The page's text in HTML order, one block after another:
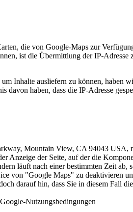
die von Google-Maps zur
ist die Übermittlung der IP-
Inhalte ausliefern zu können, haben
haben, dass die IP-Adresse
Mountain View, CA 94043 USA,
der Seite, auf der die
läuft nach einer bestimmten Zeit
von "Google Maps" zu deaktivieren
darauf hin, dass Sie in diesem Fall
Nutzungsbedingungen